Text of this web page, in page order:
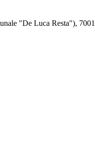
"De Luca Resta"),